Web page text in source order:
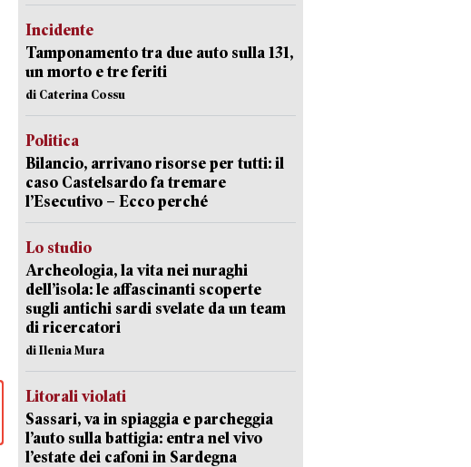
Incidente
Tamponamento tra due auto sulla 131,
un morto e tre feriti
di Caterina Cossu
Politica
Bilancio, arrivano risorse per tutti: il
caso Castelsardo fa tremare
l’Esecutivo – Ecco perché
Lo studio
Archeologia, la vita nei nuraghi
dell’isola: le affascinanti scoperte
sugli antichi sardi svelate da un team
di ricercatori
di Ilenia Mura
Litorali violati
Sassari, va in spiaggia e parcheggia
l’auto sulla battigia: entra nel vivo
l’estate dei cafoni in Sardegna